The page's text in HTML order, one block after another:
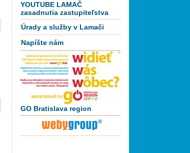
YOUTUBE LAMAČ
zasadnutia zastupiteľstva
Úrady a služby v Lamači
Napíšte nám
GO Bratislava region